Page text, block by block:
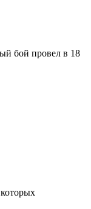
бой провел в 18